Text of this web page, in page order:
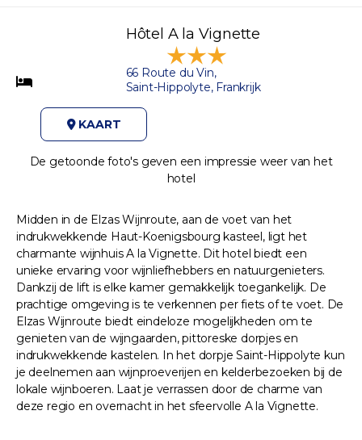
Hôtel A la Vignette
66 Route du Vin,
Saint-Hippolyte, Frankrijk
KAART
De getoonde foto's geven een impressie weer van het
hotel
Midden in de Elzas Wijnroute, aan de voet van het
indrukwekkende Haut-Koenigsbourg kasteel, ligt het
charmante wijnhuis A la Vignette. Dit hotel biedt een
unieke ervaring voor wijnliefhebbers en natuurgenieters.
Dankzij de lift is elke kamer gemakkelijk toegankelijk. De
prachtige omgeving is te verkennen per fiets of te voet. De
Elzas Wijnroute biedt eindeloze mogelijkheden om te
genieten van de wijngaarden, pittoreske dorpjes en
indrukwekkende kastelen. In het dorpje Saint-Hippolyte kun
je deelnemen aan wijnproeverijen en kelderbezoeken bij de
lokale wijnboeren. Laat je verrassen door de charme van
deze regio en overnacht in het sfeervolle A la Vignette.